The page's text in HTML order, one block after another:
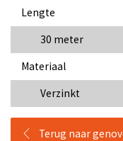
Lengte
30 meter
Materiaal
Verzinkt
Terug naar